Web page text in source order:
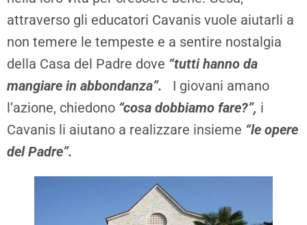
attraverso gli educatori Cavanis vuole aiutarli a
non temere le tempeste e a sentire nostalgia
della Casa del Padre dove “tutti hanno da
mangiare in abbondanza”.
I giovani amano
l’azione, chiedono “cosa dobbiamo fare?”, i
Cavanis li aiutano a realizzare insieme “le opere
del Padre”.